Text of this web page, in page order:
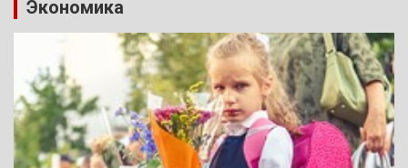
Экономика